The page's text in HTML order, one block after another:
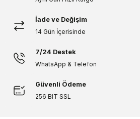
herkese tavsiye ederim.
Çok kaliteli, güzel görünümlü bir ürün herkese tavsiye
Güzel görünüyor
Bu duşakabini kesinlikle sevdim. Güzel görünüyor ve
Z... Ç... | 28/01/2022
İade ve Değişim
14 Gün İçerisinde
7/24 Destek
WhatsApp & Telefon
Güvenli Ödeme
256 BIT SSL